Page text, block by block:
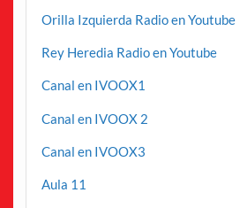
Orilla Izquierda Radio en Youtube
Rey Heredia Radio en Youtube
Canal en IVOOX1
Canal en IVOOX 2
Canal en IVOOX3
Aula 11